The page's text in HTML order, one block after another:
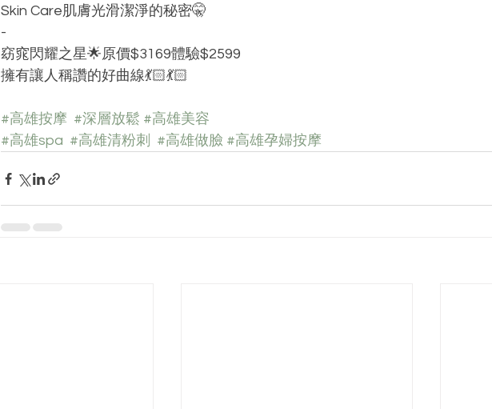
Skin Care肌膚光滑潔淨的秘密🤫
-
窈窕閃耀之星🌟原價$3169體驗$2599
擁有讓人稱讚的好曲線💃🏻💃🏻
#高雄按摩 #深層放鬆 #高雄美容
#高雄spa #高雄清粉刺 #高雄做臉 #高雄孕婦按摩